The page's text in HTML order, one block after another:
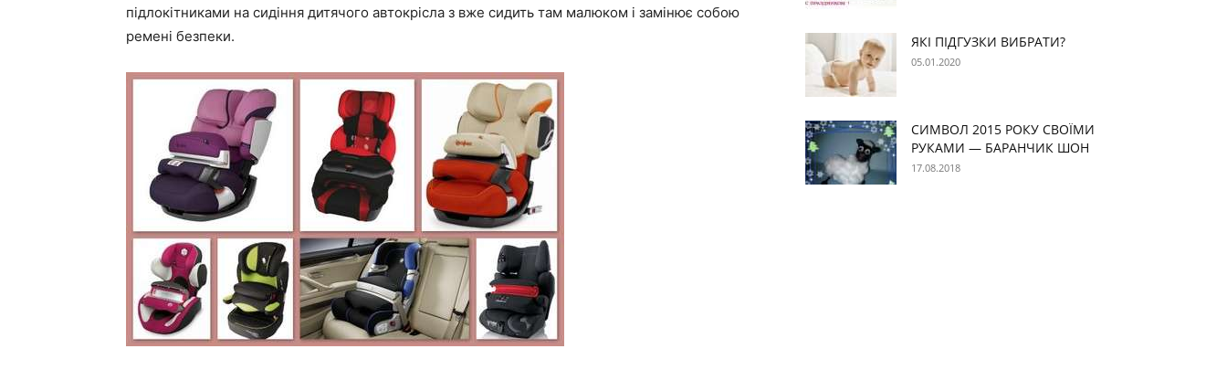
підлокітниками на сидіння дитячого автокрісла з вже сидить там малюком і замінює собою
ремені безпеки.
ЯКІ ПІДГУЗКИ ВИБРАТИ?
05.01.2020
СИМВОЛ 2015 РОКУ СВОЇМИ
РУКАМИ — БАРАНЧИК ШОН
17.08.2018